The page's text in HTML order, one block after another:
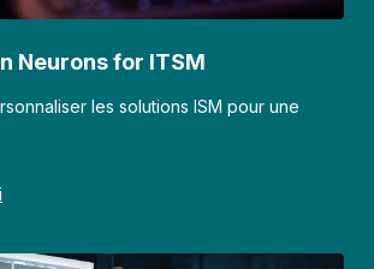
Neurons for ITSM
les solutions ISM pour une